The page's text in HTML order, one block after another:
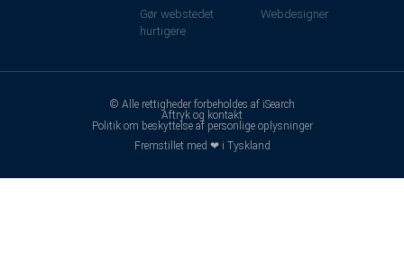
Gør webstedet
hurtigere
Webdesigner
© Alle rettigheder forbeholdes af iSearch
Aftryk og kontakt
Politik om beskyttelse af personlige oplysninger
Fremstillet med ❤ i Tyskland